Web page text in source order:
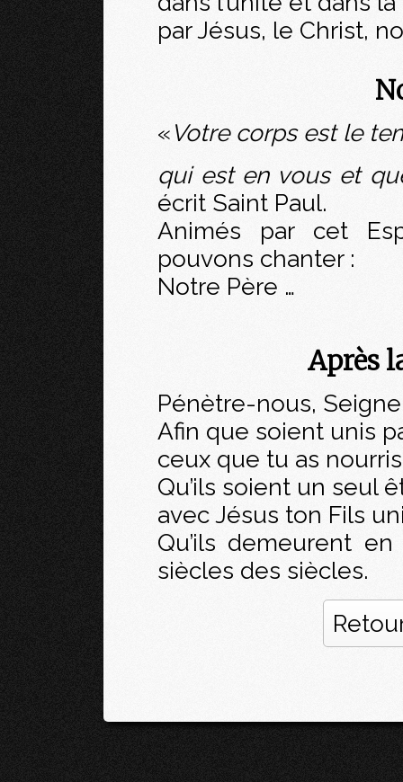
par Jésus, le Christ,
«Votre corps est le
qui est en vous et
écrit Saint Paul.
Animés par cet
pouvons chanter :
Notre Père …
Après
Pénètre-nous,
Afin que soient unis
ceux que tu as
Qu’ils soient un seul
avec Jésus ton Fils
Qu’ils demeurent
siècles des siècles.